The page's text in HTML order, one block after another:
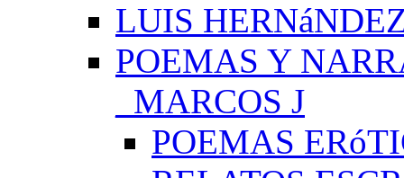
LUIS
POEMAS Y
_MARCOS J
POEMAS